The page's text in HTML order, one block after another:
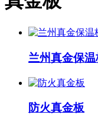
兰州真金保温
防火真金板